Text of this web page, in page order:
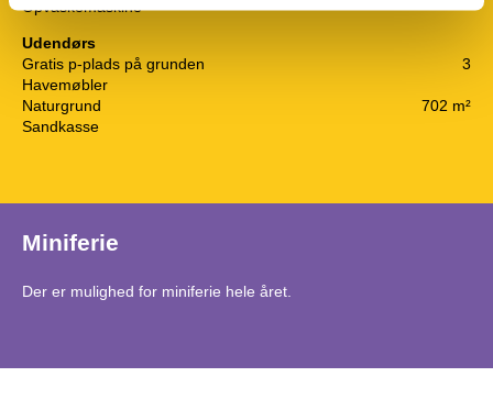
Opvaskemaskine
Udendørs
Gratis p-plads på grunden
3
Havemøbler
Naturgrund
702 m²
Sandkasse
Miniferie
Der er mulighed for miniferie hele året.